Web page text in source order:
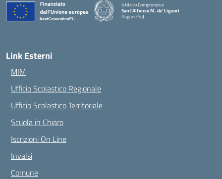
Istituto Comprensivo
Sant'Alfonso M. de' Liguori
Pagani (Sa)
— Visita la pagina iniziale della scuola
Link Esterni
MIM
Ufficio Scolastico Regionale
Ufficio Scolastico Territoriale
Scuola in Chiaro
Iscrizioni On Line
Invalsi
Comune